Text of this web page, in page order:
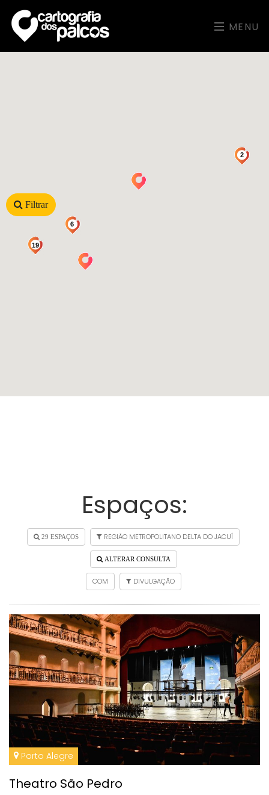
MENU
Filtrar
19
2
6
Espaços:
29 ESPAÇOS REGIÃO METROPOLITANO DELTA DO JACUÍ
ALTERAR CONSULTA
COM DIVULGAÇÃO
Porto Alegre
Theatro São Pedro